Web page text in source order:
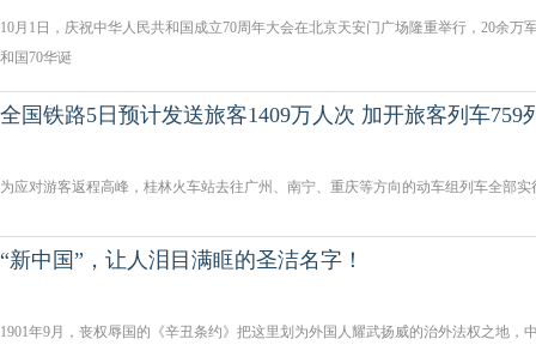
10月1日，庆祝中华人民共和国成立70周年大会在北京天安门广场隆重举行，20余万
和国70华诞
全国铁路5日预计发送旅客1409万人次 加开旅客列车759
为应对游客返程高峰，桂林火车站去往广州、南宁、重庆等方向的动车组列车全部实
“新中国”，让人泪目满眶的圣洁名字！
1901年9月，丧权辱国的《辛丑条约》把这里划为外国人耀武扬威的治外法权之地，